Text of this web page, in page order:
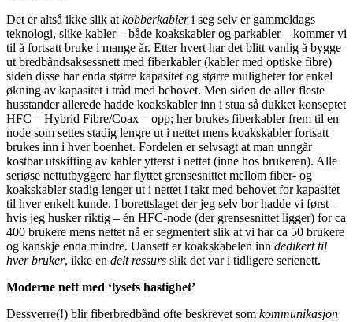
Det er altså ikke slik at kobberkableri seg selv er gammeldags
teknologi, slike kabler – både koakskabler og parkabler – kommer vi
til å fortsatt bruke i mange år. Etter hvert har det blitt vanlig å bygge
ut bredbåndsaksessnett med fiberkabler (kabler med optiske fibre)
siden disse har enda større kapasitet og større muligheter for enkel
økning av kapasitet i tråd med behovet. Men siden de aller fleste
husstander allerede hadde koakskabler inn i stua så dukket konseptet
HFC – Hybrid Fibre/Coax – opp; her brukes fiberkabler frem til en
node som settes stadig lengre ut i nettet mens koakskabler fortsatt
brukes inn i hver boenhet. Fordelen er selvsagt at man unngår
kostbar utskifting av kabler ytterst i nettet (inne hos brukeren). Alle
seriøse nettutbyggere har flyttet grensesnittet mellom fiber- og
koakskabler stadig lenger ut i nettet i takt med behovet for kapasitet
til hver enkelt kunde. I borettslaget der jeg selv bor hadde vi først –
hvis jeg husker riktig – én HFC-node (der grensesnittet ligger) for ca
400 brukere mens nettet nå er segmentert slik at vi har ca 50 brukere
og kanskje enda mindre. Uansett er koakskabelen inn dedikert til
hver bruker, ikke en delt ressurs slik det var i tidligere serienett.
Moderne nett med ‘lysets hastighet’
Dessverre(!) blir fiberbredbånd ofte beskrevet som kommunikasjon